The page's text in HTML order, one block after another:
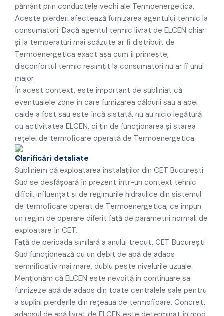
pământ prin conductele vechi ale Termoenergetica.
Aceste pierderi afectează furnizarea agentului termic la
consumatori. Dacă agentul termic livrat de ELCEN chiar
și la temperaturi mai scăzute ar fi distribuit de
Termoenergetica exact așa cum îl primește,
disconfortul termic resimțit la consumatori nu ar fi unul
major.
În acest context, este important de subliniat că
eventualele zone în care furnizarea căldurii sau a apei
calde a fost sau este încă sistată, nu au nicio legătură
cu activitatea ELCEN, ci țin de funcționarea și starea
rețelei de termoficare operată de Termoenergetica.
Clarificări detaliate
Subliniem că exploatarea instalațiilor din CET București
Sud se desfășoară în prezent într-un context tehnic
dificil, influențat și de regimurile hidraulice din sistemul
de termoficare operat de Termoenergetica, ce impun
un regim de operare diferit față de parametrii normali de
exploatare în CET.
Față de perioada similară a anului trecut, CET București
Sud funcționează cu un debit de apă de adaos
semnificativ mai mare, dublu peste nivelurile uzuale.
Menționăm că ELCEN este nevoită in continuare sa
furnizeze apă de adaos din toate centralele sale pentru
a suplini pierderile din rețeaua de termoficare. Concret,